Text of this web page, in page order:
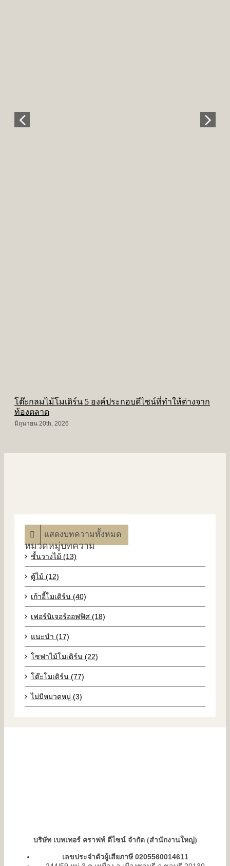
โต๊ะกลมไม้โมเดิร์น 5 องค์ประกอบดีไซน์ที่ทำให้ต่างจาก
ท้องตลาด
มิถุนายน 20th, 2026
แสดงบทความทั้งหมด
หมวดหมู่บทความ
ชั้นวางไม้ (13)
ตู้ไม้ (12)
เก้าอี้โมเดิร์น (40)
เฟอร์นิเจอร์ออฟฟิศ (18)
แนะนำ (17)
โซฟาไม้โมเดิร์น (22)
โต๊ะโมเดิร์น (77)
ไม่มีหมวดหมู่ (3)
บริษัท เบทเทอร์ คราฟท์ ดีไซน์ จำกัด (สำนักงานใหญ่)
เลขประจำตัวผู้เสียภาษี 0205560014611